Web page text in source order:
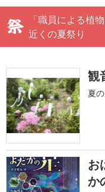
「職員による植
近くの夏祭り
観
夏
お
か